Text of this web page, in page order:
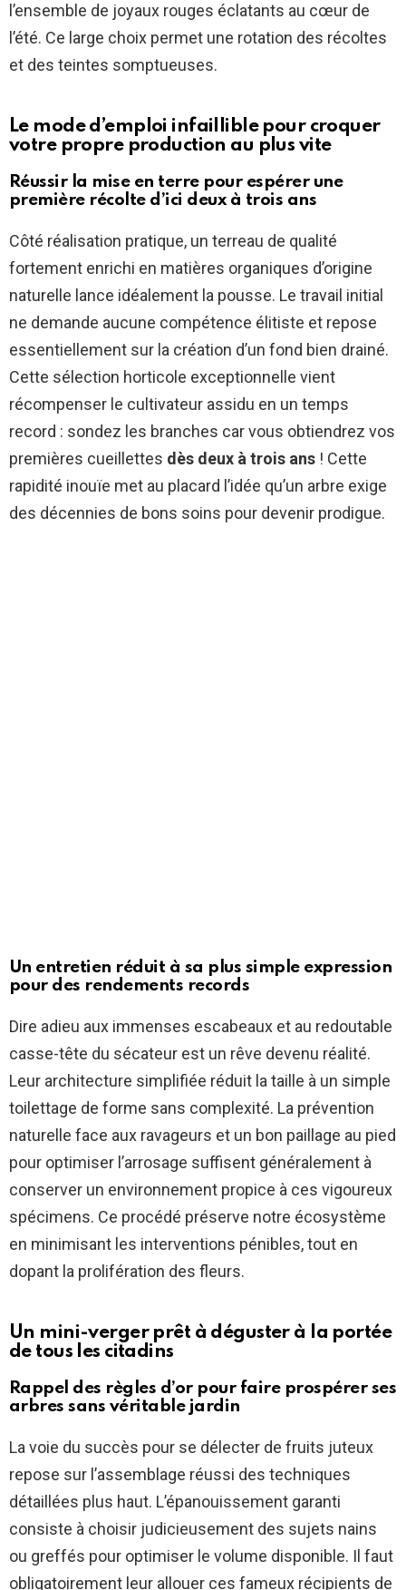
l’ensemble de joyaux rouges éclatants au cœur de
l’été. Ce large choix permet une rotation des récoltes
et des teintes somptueuses.
Le mode d’emploi infaillible pour croquer
votre propre production au plus vite
Réussir la mise en terre pour espérer une
première récolte d’ici deux à trois ans
Côté réalisation pratique, un terreau de qualité
fortement enrichi en matières organiques d’origine
naturelle lance idéalement la pousse. Le travail initial
ne demande aucune compétence élitiste et repose
essentiellement sur la création d’un fond bien drainé.
Cette sélection horticole exceptionnelle vient
récompenser le cultivateur assidu en un temps
record : sondez les branches car vous obtiendrez vos
premières cueillettes dès deux à trois ans ! Cette
rapidité inouïe met au placard l’idée qu’un arbre exige
des décennies de bons soins pour devenir prodigue.
Un entretien réduit à sa plus simple expression
pour des rendements records
Dire adieu aux immenses escabeaux et au redoutable
casse-tête du sécateur est un rêve devenu réalité.
Leur architecture simplifiée réduit la taille à un simple
toilettage de forme sans complexité. La prévention
naturelle face aux ravageurs et un bon paillage au pied
pour optimiser l’arrosage suffisent généralement à
conserver un environnement propice à ces vigoureux
spécimens. Ce procédé préserve notre écosystème
en minimisant les interventions pénibles, tout en
dopant la prolifération des fleurs.
Un mini-verger prêt à déguster à la portée
de tous les citadins
Rappel des règles d’or pour faire prospérer ses
arbres sans véritable jardin
La voie du succès pour se délecter de fruits juteux
repose sur l’assemblage réussi des techniques
détaillées plus haut. L’épanouissement garanti
consiste à choisir judicieusement des sujets nains
ou greffés pour optimiser le volume disponible. Il faut
obligatoirement leur allouer ces fameux récipients de